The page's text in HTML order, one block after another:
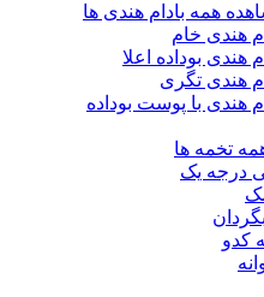
همه بادام هندی ها
هندی خام
هندی بوداده اعلا
هندی تگری
هندی با پوست بوداده
تخمه ها
درجه یک
کدو